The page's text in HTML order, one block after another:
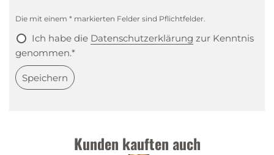
Die mit einem * markierten Felder sind Pflichtfelder.
Ich habe die Datenschutzerklärung zur Kenntnis
genommen.*
Speichern
Kunden kauften auch